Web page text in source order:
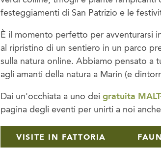
festeggiamenti di San Patrizio e le
È il momento perfetto per avventurarsi
al ripristino di un sentiero in un parco
sulla natura online. Abbiamo pensato
agli amanti della natura a Marin (e
Dai un'occhiata a uno deigratuita
pagina degli eventi per unirti a noi
VISITE IN FATTORIA